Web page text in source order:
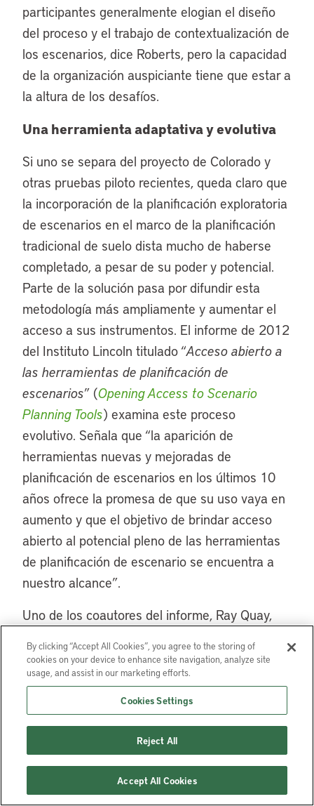
participantes generalmente elogian el diseño
del proceso y el trabajo de contextualización de
los escenarios, dice Roberts, pero la capacidad
de la organización auspiciante tiene que estar a
la altura de los desafíos.
Una herramienta adaptativa y evolutiva
Si uno se separa del proyecto de Colorado y
otras pruebas piloto recientes, queda claro que
la incorporación de la planificación exploratoria
de escenarios en el marco de la planificación
tradicional de suelo dista mucho de haberse
completado, a pesar de su poder y potencial.
Parte de la solución pasa por difundir esta
metodología más ampliamente y aumentar el
acceso a sus instrumentos. El informe de 2012
del Instituto Lincoln titulado “Acceso abierto a
las herramientas de planificación de
escenarios” (Opening Access to Scenario
Planning Tools) examina este proceso
evolutivo. Señala que “la aparición de
herramientas nuevas y mejoradas de
planificación de escenarios en los últimos 10
años ofrece la promesa de que su uso vaya en
aumento y que el objetivo de brindar acceso
abierto al potencial pleno de las herramientas
de planificación de escenario se encuentra a
nuestro alcance”.
Uno de los coautores del informe, Ray Quay,
Ciudad del Desierto de la Universidad Estatal
de Arizona, dice que ha estado utilizando la
metodología de planificación exploratoria de
escenarios desde hace 20 años. Si bien ve que
los planificadores de recursos, aguas y
bosques la usan, todavía no se ha popularizado
entre los planificadores de suelo y los
By clicking “Accept All Cookies”, you agree to the storing of
cookies on your device to enhance site navigation, analyze site
usage, and assist in our marketing efforts.
Cookies Settings
Reject All
Accept All Cookies